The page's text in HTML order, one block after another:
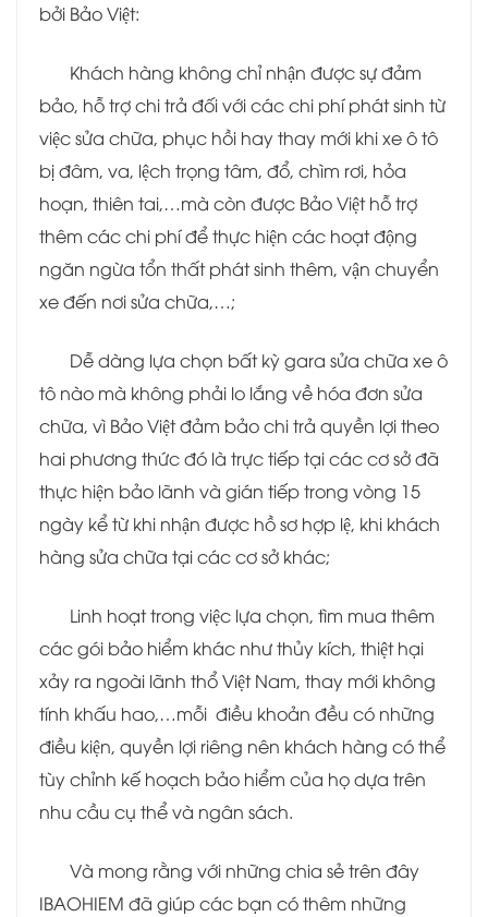
bởi Bảo Việt:
Khách hàng không chỉ nhận được sự đảm
bảo, hỗ trợ chi trả đối với các chi phí phát sinh từ
việc sửa chữa, phục hồi hay thay mới khi xe ô tô
bị đâm, va, lệch trọng tâm, đổ, chìm rơi, hỏa
hoạn, thiên tai,…mà còn được Bảo Việt hỗ trợ
thêm các chi phí để thực hiện các hoạt động
ngăn ngừa tổn thất phát sinh thêm, vận chuyển
xe đến nơi sửa chữa,…;
Dễ dàng lựa chọn bất kỳ gara sửa chữa xe ô
tô nào mà không phải lo lắng về hóa đơn sửa
chữa, vì Bảo Việt đảm bảo chi trả quyền lợi theo
hai phương thức đó là trực tiếp tại các cơ sở đã
thực hiện bảo lãnh và gián tiếp trong vòng 15
ngày kể từ khi nhận được hồ sơ hợp lệ, khi khách
hàng sửa chữa tại các cơ sở khác;
Linh hoạt trong việc lựa chọn, tìm mua thêm
các gói bảo hiểm khác như thủy kích, thiệt hại
xảy ra ngoài lãnh thổ Việt Nam, thay mới không
tính khấu hao,…mỗi điều khoản đều có những
điều kiện, quyền lợi riêng nên khách hàng có thể
tùy chỉnh kế hoạch bảo hiểm của họ dựa trên
nhu cầu cụ thể và ngân sách.
Và mong rằng với những chia sẻ trên đây
IBAOHIEM đã giúp các bạn có thêm những